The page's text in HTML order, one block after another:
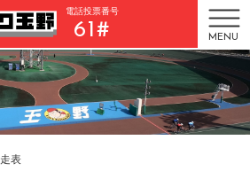
電話投票番号
61# MENU
表